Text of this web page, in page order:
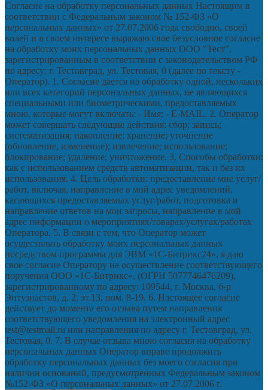
Согласие на обработку персональных данных Настоящим в
соответствии с Федеральным законом № 152-ФЗ «О
персональных данных» от 27.07.2006 года свободно, своей
волей и в своем интересе выражаю свое безусловное согласие
на обработку моих персональных данных ООО "Тест",
зарегистрированным в соответствии с законодательством РФ
по адресу: г. Тестовград, ул. Тестовая, 0 (далее по тексту -
Оператор). 1. Согласие дается на обработку одной, нескольких
или всех категорий персональных данных, не являющихся
специальными или биометрическими, предоставляемых
мною, которые могут включать: - Имя; - E-MAIL. 2. Оператор
может совершать следующие действия: сбор; запись;
систематизация; накопление; хранение; уточнение
(обновление, изменение); извлечение; использование;
блокирование; удаление; уничтожение. 3. Способы обработки:
как с использованием средств автоматизации, так и без их
использования. 4. Цель обработки: предоставление мне услуг/
работ, включая, направление в мой адрес уведомлений,
касающихся предоставляемых услуг/работ, подготовка и
направление ответов на мои запросы, направление в мой
адрес информации о мероприятиях/товарах/услугах/работах
Оператора. 5. В связи с тем, что Оператор может
осуществлять обработку моих персональных данных
посредством программы для ЭВМ «1С-Битрикс24», я даю
свое согласие Оператору на осуществление соответствующего
поручения ООО «1С-Битрикс», (ОГРН 5077746476209),
зарегистрированному по адресу: 109544, г. Москва, б-р
Энтузиастов, д. 2, эт.13, пом. 8-19. 6. Настоящее согласие
действует до момента его отзыва путем направления
соответствующего уведомления на электронный адрес
test@testmail.ru или направления по адресу г. Тестовград, ул.
Тестовая, 0. 7. В случае отзыва мною согласия на обработку
персональных данных Оператор вправе продолжить
обработку персональных данных без моего согласия при
наличии оснований, предусмотренных Федеральным законом
№152-ФЗ «О персональных данных» от 27.07.2006 г.